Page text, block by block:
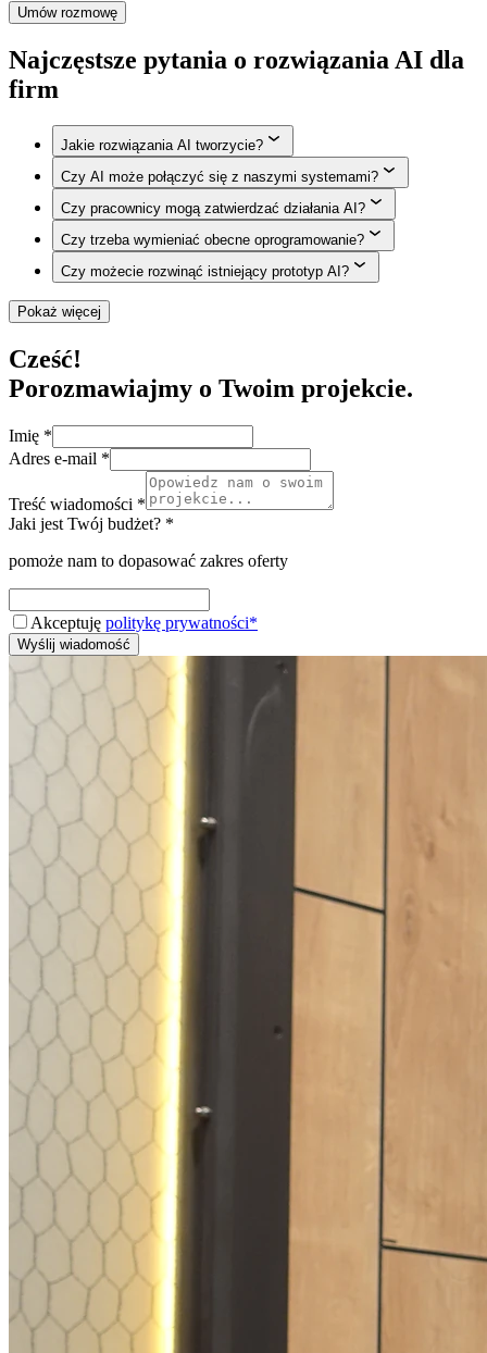
Umów rozmowę
Najczęstsze pytania o rozwiązania AI dla
firm
Jakie rozwiązania AI tworzycie?
Budujemy systemy AI do obsługi dokumentów, maili,
automatyzacji procesów, workflow operacyjnych,
raportowania, asystentów AI, wsparcia CRM i powtarzalnych
zadań biznesowych.
Czy AI może połączyć się z naszymi systemami?
Tak. Integrujemy AI z CRM-ami, ERP-ami, skrzynkami
mailowymi, dokumentami, API, bazami danych i
wewnętrznymi systemami firmy.
Czy pracownicy mogą zatwierdzać działania AI?
Tak. Możemy wdrożyć etapy akceptacji, progi pewności,
ścieżki eskalacji i system uprawnień przed wykonaniem
działań.
Czy trzeba wymieniać obecne oprogramowanie?
Najczęściej nie. W wielu przypadkach AI działa najlepiej
wtedy, gdy integruje się z systemami, których zespół już
używa.
Czy możecie rozwinąć istniejący prototyp AI?
AI w stabilny workflow połączony z realnymi systemami i
Pokaż więcej
Cześć!
Porozmawiajmy o Twoim projekcie.
Imię *
Adres e-mail *
Treść wiadomości *
Jaki jest Twój budżet? *
pomoże nam to dopasować zakres oferty
Akceptuję politykę prywatności*
Wyślij wiadomość